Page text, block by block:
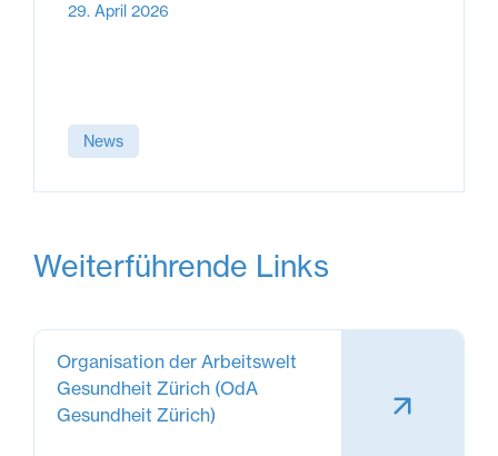
29. April 2026
News
Weiterführende Links
Organisation der Arbeitswelt
Gesundheit Zürich (OdA
Gesundheit Zürich)